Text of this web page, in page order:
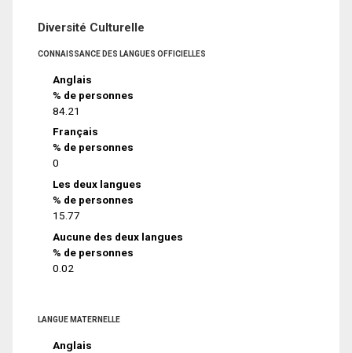
Diversité Culturelle
CONNAISSANCE DES LANGUES OFFICIELLES
Anglais
% de personnes
84.21
Français
% de personnes
0
Les deux langues
% de personnes
15.77
Aucune des deux langues
% de personnes
0.02
LANGUE MATERNELLE
Anglais